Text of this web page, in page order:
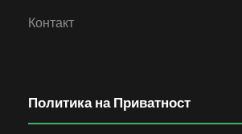
Контакт
Политика на Приватност